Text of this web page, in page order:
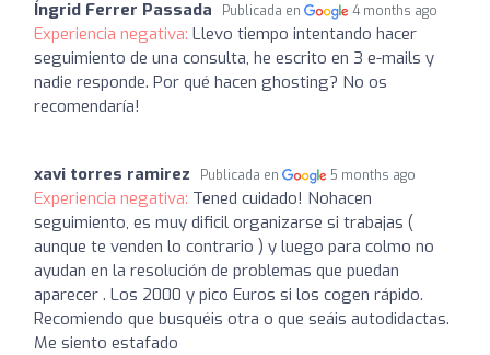
Íngrid Ferrer Passada Publicada en 4 months ago
Experiencia negativa: Llevo tiempo intentando hacer
seguimiento de una consulta, he escrito en 3 e-mails y
nadie responde. Por qué hacen ghosting? No os
recomendaría!
xavi torres ramirez Publicada en 5 months ago
Experiencia negativa: Tened cuidado! Nohacen
seguimiento, es muy dificil organizarse si trabajas (
aunque te venden lo contrario ) y luego para colmo no
ayudan en la resolución de problemas que puedan
aparecer . Los 2000 y pico Euros si los cogen rápido.
Recomiendo que busquéis otra o que seáis autodidactas.
Me siento estafado